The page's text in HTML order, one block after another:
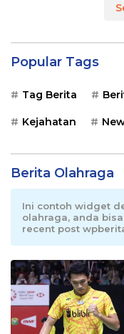
Popular Tags
Tag Berita
Kejahatan
Berita Olahraga
Ini contoh widget
olahraga, anda
recent post